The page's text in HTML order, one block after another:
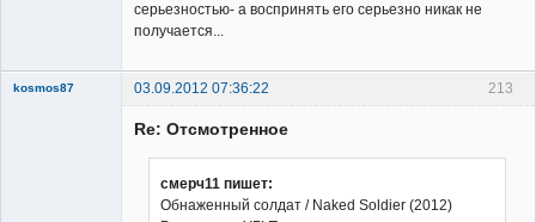
серьезностью- а воспринять его серьезно никак не
получается...
213
kosmos87 03.09.2012 07:36:22
Re: Отсмотренное
смерч11 пишет:
Обнаженный солдат / Naked Soldier (2012)